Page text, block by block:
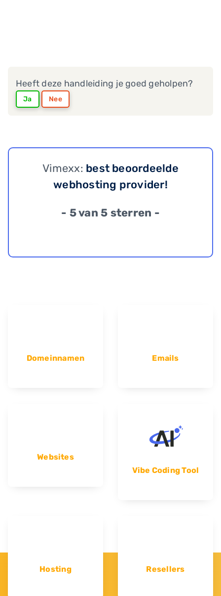
Heeft deze handleiding je goed geholpen?
Ja Nee
Vimexx: best beoordeelde
webhosting provider!
- 5 van 5 sterren -
Domeinnamen Emails
Websites
Vibe Coding Tool
Hosting Resellers